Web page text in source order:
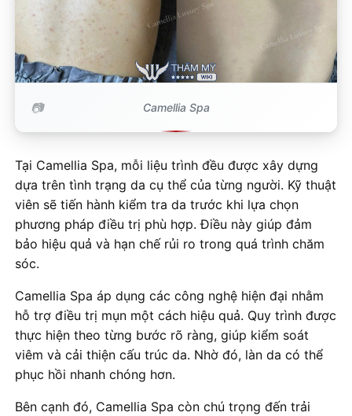
Camellia Spa
Tại Camellia Spa, mỗi liệu trình đều được xây dựng
dựa trên tình trạng da cụ thể của từng người. Kỹ thuật
viên sẽ tiến hành kiểm tra da trước khi lựa chọn
phương pháp điều trị phù hợp. Điều này giúp đảm
bảo hiệu quả và hạn chế rủi ro trong quá trình chăm
sóc.
Camellia Spa áp dụng các công nghệ hiện đại nhằm
hỗ trợ điều trị mụn một cách hiệu quả. Quy trình được
thực hiện theo từng bước rõ ràng, giúp kiểm soát
viêm và cải thiện cấu trúc da. Nhờ đó, làn da có thể
phục hồi nhanh chóng hơn.
Bên cạnh đó, Camellia Spa còn chú trọng đến trải